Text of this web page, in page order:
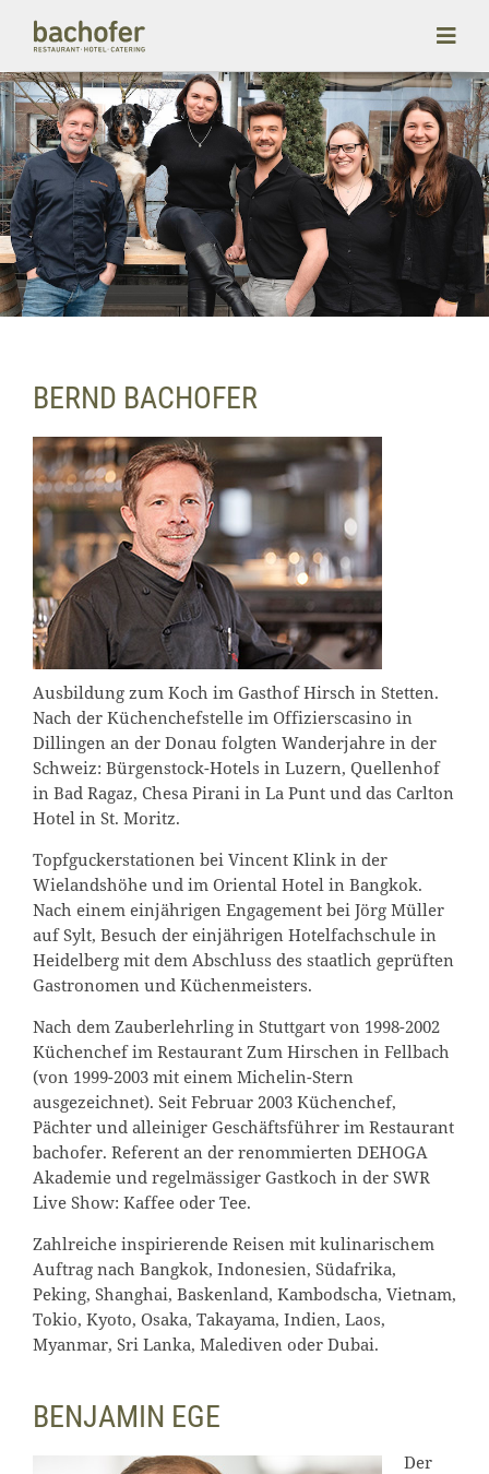
BERND BACHOFER
Ausbildung zum Koch im Gasthof Hirsch in Stetten.
Nach der Küchenchefstelle im Offizierscasino in
Dillingen an der Donau folgten Wanderjahre in der
Schweiz: Bürgenstock-Hotels in Luzern, Quellenhof
in Bad Ragaz, Chesa Pirani in La Punt und das Carlton
Hotel in St. Moritz.
Topfguckerstationen bei Vincent Klink in der
Wielandshöhe und im Oriental Hotel in Bangkok.
Nach einem einjährigen Engagement bei Jörg Müller
auf Sylt, Besuch der einjährigen Hotelfachschule in
Heidelberg mit dem Abschluss des staatlich geprüften
Gastronomen und Küchenmeisters.
Nach dem Zauberlehrling in Stuttgart von 1998-2002
Küchenchef im Restaurant Zum Hirschen in Fellbach
(von 1999-2003 mit einem Michelin-Stern
ausgezeichnet). Seit Februar 2003 Küchenchef,
Pächter und alleiniger Geschäftsführer im Restaurant
bachofer. Referent an der renommierten DEHOGA
Akademie und regelmässiger Gastkoch in der SWR
Live Show: Kaffee oder Tee.
Zahlreiche inspirierende Reisen mit kulinarischem
Auftrag nach Bangkok, Indonesien, Südafrika,
Peking, Shanghai, Baskenland, Kambodscha, Vietnam,
Tokio, Kyoto, Osaka, Takayama, Indien, Laos,
Myanmar, Sri Lanka, Malediven oder Dubai.
BENJAMIN EGE
Der